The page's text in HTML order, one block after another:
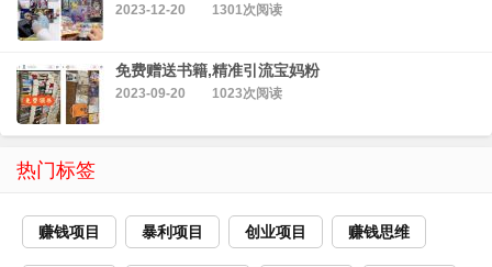
2023-12-20 1301次阅读
免费赠送书籍,精准引流宝妈粉
2023-09-20 1023次阅读
热门标签
赚钱项目 暴利项目 创业项目 赚钱思维